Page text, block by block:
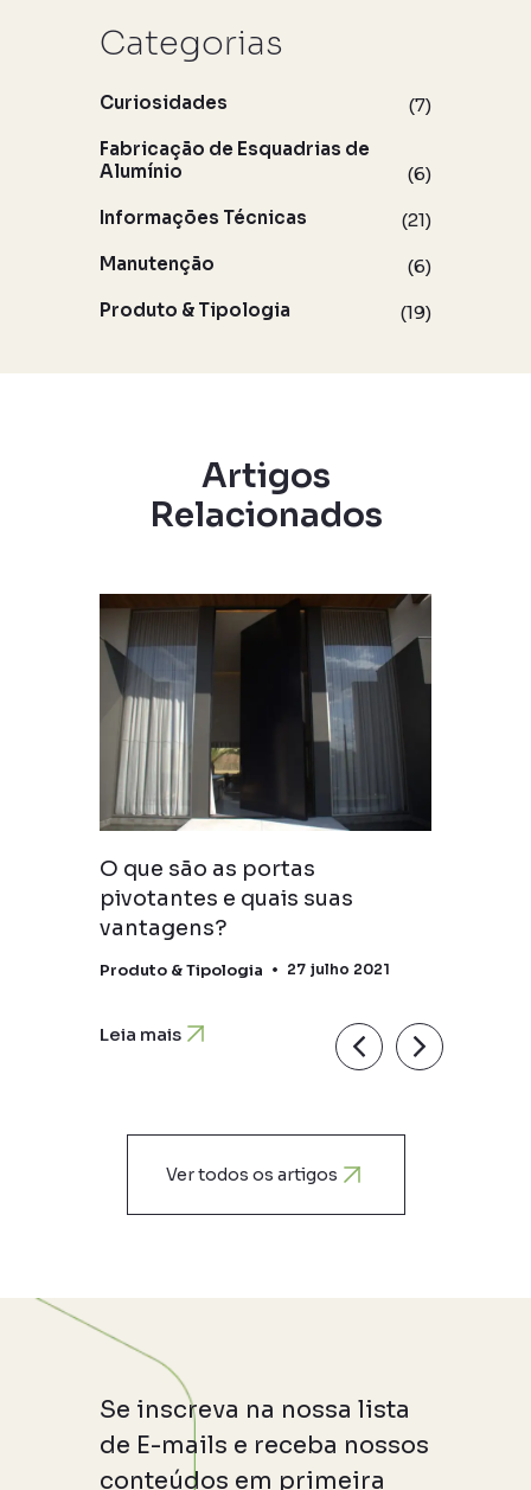
Categorias
Curiosidades
(7)
Fabricação de Esquadrias de
Alumínio
(6)
Informações Técnicas
(21)
Manutenção
(6)
Produto & Tipologia
(19)
Artigos
Relacionados
O que são as portas
pivotantes e quais suas
vantagens?
Produto & Tipologia 27 julho 2021
Leia mais
Ver todos os artigos
Se inscreva na nossa lista
de E-mails e receba nossos
conteúdos em primeira